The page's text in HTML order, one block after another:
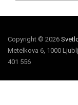
Copyright © 2026
Metelkova 6, 1000
401 556